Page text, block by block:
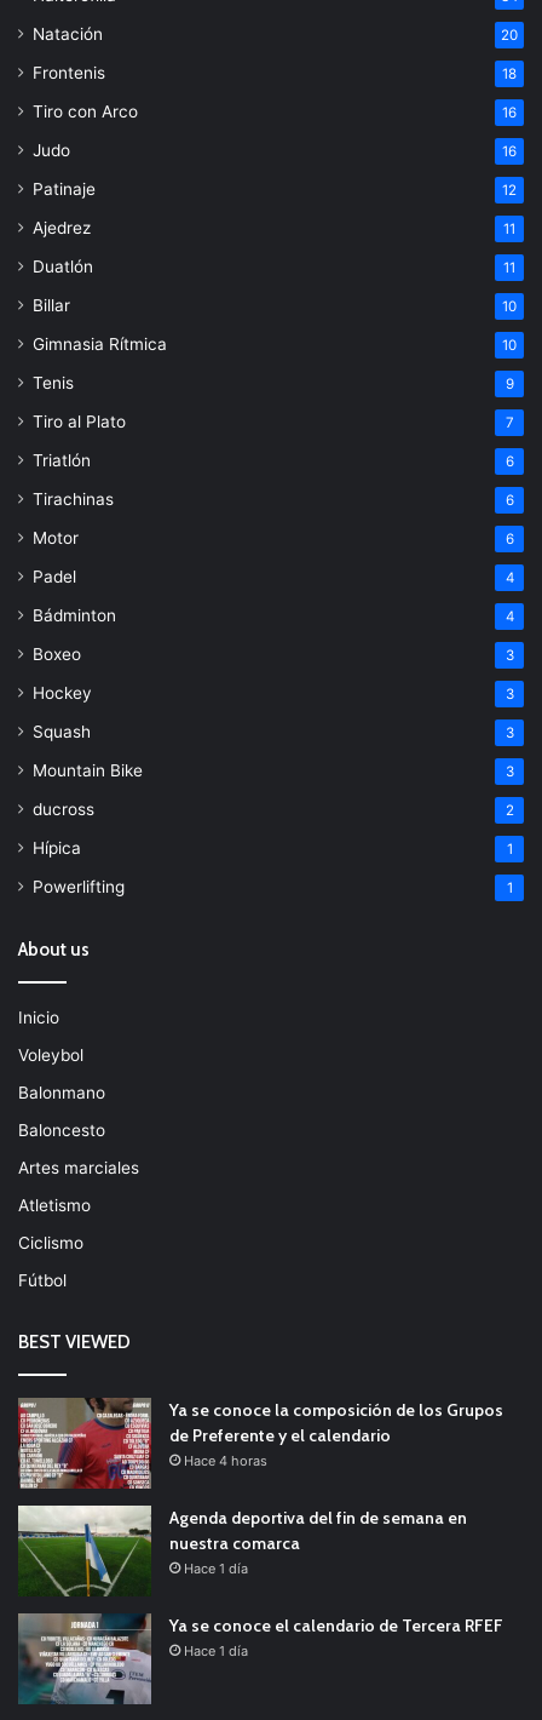
Natación 20
Frontenis 18
Tiro con Arco 16
Judo 16
Patinaje 12
Ajedrez 11
Duatlón 11
Billar 10
Gimnasia Rítmica 10
Tenis 9
Tiro al Plato 7
Triatlón 6
Tirachinas 6
Motor 6
Padel 4
Bádminton 4
Boxeo 3
Hockey 3
Squash 3
Mountain Bike 3
ducross 2
Hípica 1
Powerlifting 1
About us
Inicio
Voleybol
Balonmano
Baloncesto
Artes marciales
Atletismo
Ciclismo
Fútbol
BEST VIEWED
Ya se conoce la composición de los Grupos
de Preferente y el calendario
Hace 4 horas
Agenda deportiva del fin de semana en
nuestra comarca
Hace 1 día
Ya se conoce el calendario de Tercera RFEF
Hace 1 día